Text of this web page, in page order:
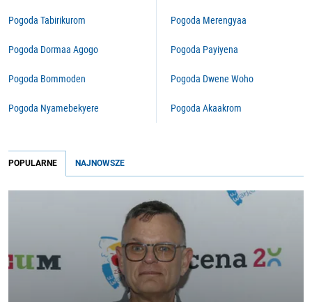
Pogoda Tabirikurom
Pogoda Dormaa Agogo
Pogoda Bommoden
Pogoda Nyamebekyere
Pogoda Merengyaa
Pogoda Payiyena
Pogoda Dwene Woho
Pogoda Akaakrom
POPULARNE NAJNOWSZE